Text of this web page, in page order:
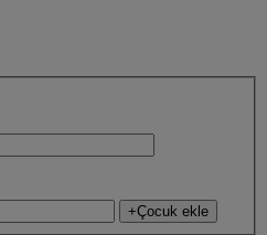
+Çocuk ekle